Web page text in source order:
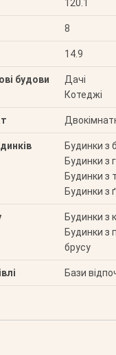
120.1
8
14.9
будови
Дачі
Котеджі
Будинки з
Будинки з
Будинки з
Будинки з
Будинки з
Будинки з
брусу
Бази